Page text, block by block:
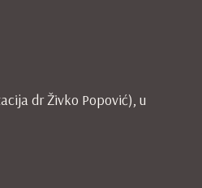
dr Živko Popović), u